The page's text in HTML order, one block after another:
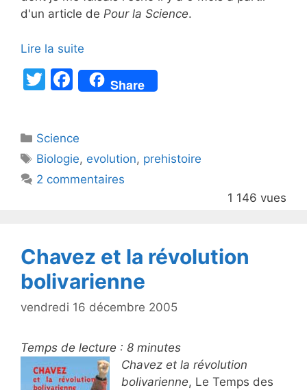
d'un article de Pour la Science.
Lire la suite
T
er
F
a
e
b
o
Share
Catégories
Science
Étiquettes
Biologie, evolution, prehistoire
2 commentaires
1 146 vues
Chavez et la révolution
bolivarienne
vendredi 16 décembre 2005
Temps de lecture : 8 minutes
Chavez et la révolution
bolivarienne, Le Temps des